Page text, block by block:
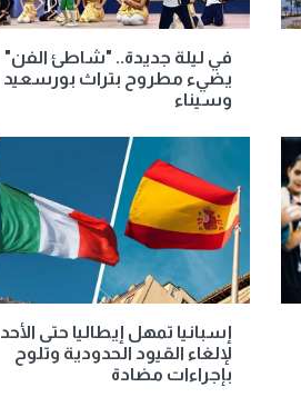
في ليلة جديدة.. "شاطئ الفن"
يضيء مطروح بتراث بورسعيد
وسيناء
إسبانيا تمهل إيطاليا حتى الأحد
لإلغاء القيود الحدودية وتلوح
بإجراءات مضادة